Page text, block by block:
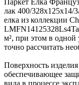
лак 400/328х125х14/
елка из коллекции
м², при этом в одной
точно рассчитать
Поверхность
обеспечивающее
вида в процессе